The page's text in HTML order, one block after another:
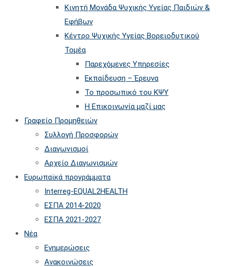
Κινητή Μονάδα Ψυχικής Υγείας Παιδιών &
Εφήβων
Kέντρο Ψυχικής Υγείας Βορειοδυτικού
Τομέα
Παρεχόμενες Υπηρεσίες
Εκπαίδευση – Έρευνα
Το προσωπικό του ΚΨΥ
Η Επικοινωνία μαζί μας
Γραφείο Προμηθειών
Συλλογή Προσφορών
Διαγωνισμοί
Αρχείο Διαγωνισμών
Ευρωπαϊκά προγράμματα
Interreg-EQUAL2HEALTH
ΕΣΠΑ 2014-2020
ΕΣΠΑ 2021-2027
Νέα
Ενημερώσεις
Ανακοινώσεις